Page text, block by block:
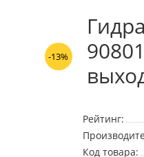
-13%
Рейтинг:
Код товара: